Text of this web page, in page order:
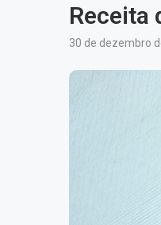
Receita
30 de dezembro